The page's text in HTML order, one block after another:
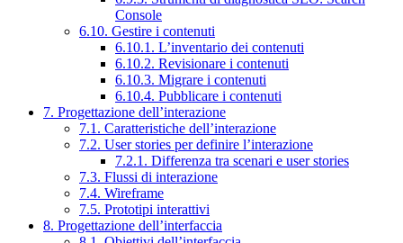
Console
6.10. Gestire i contenuti
6.10.1. L’inventario dei contenuti
6.10.2. Revisionare i contenuti
6.10.3. Migrare i contenuti
6.10.4. Pubblicare i contenuti
7. Progettazione dell’interazione
7.1. Caratteristiche dell’interazione
7.2. User stories per definire l’interazione
7.2.1. Differenza tra scenari e user stories
7.3. Flussi di interazione
7.4. Wireframe
7.5. Prototipi interattivi
8. Progettazione dell’interfaccia